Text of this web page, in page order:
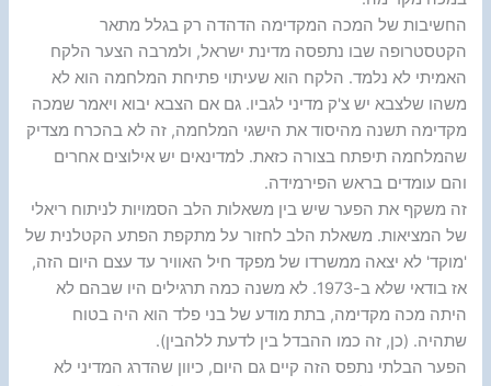
החשיבות של המכה המקדימה הדהדה רק בגלל מתאר
הקטסטרופה שבו נתפסה מדינת ישראל, ולמרבה הצער הלקח
האמיתי לא נלמד. הלקח הוא שעיתוי פתיחת המלחמה הוא לא
משהו שלצבא יש צ'ק מדיני לגביו. גם אם הצבא יבוא ויאמר שמכה
מקדימה תשנה מהיסוד את הישגי המלחמה, זה לא בהכרח מצדיק
שהמלחמה תיפתח בצורה כזאת. למדינאים יש אילוצים אחרים
והם עומדים בראש הפירמידה.
זה משקף את הפער שיש בין משאלות הלב הסמויות לניתוח ריאלי
של המציאות. משאלת הלב לחזור על מתקפת הפתע הקטלנית של
'מוקד' לא יצאה ממשרדו של מפקד חיל האוויר עד עצם היום הזה,
אז בודאי שלא ב-1973. לא משנה כמה תרגילים היו שבהם לא
היתה מכה מקדימה, בתת מודע של בני פלד הוא היה בטוח
שתהיה. (כן, זה כמו ההבדל בין לדעת ללהבין).
הפער הבלתי נתפס הזה קיים גם היום, כיוון שהדרג המדיני לא